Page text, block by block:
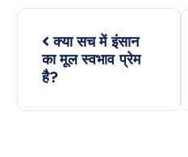
P
s
क्या सच में इंसान
का मूल स्वभाव प्रेम
है?